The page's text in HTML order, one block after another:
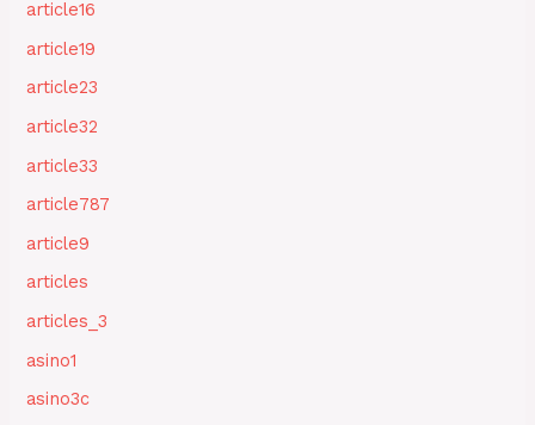
article16
article19
article23
article32
article33
article787
article9
articles
articles_3
asino1
asino3c